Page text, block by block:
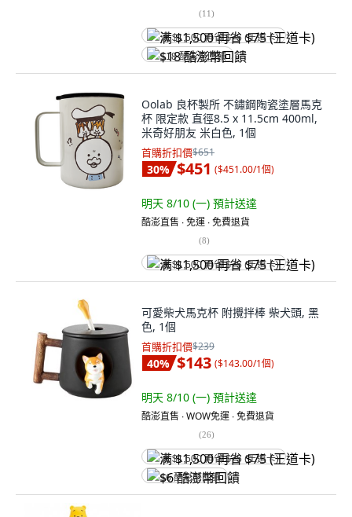
(11)
满 $1,500 再省 $75 (王道卡)
$18 酷澎幣回饋
Oolab 良杯製所 不鏽鋼陶瓷塗層馬克
杯 限定款 直徑8.5 x 11.5cm 400ml,
米奇好朋友 米白色, 1個
首購折扣價$651
30% $451 ($451.00/1個)
明天 8/10 (一) 預計送達
酷澎直售 ∙ 免運 ∙ 免費退貨
(8)
满 $1,500 再省 $75 (王道卡)
可愛柴犬馬克杯 附攪拌棒 柴犬頭, 黑
色, 1個
首購折扣價$239
40% $143 ($143.00/1個)
明天 8/10 (一) 預計送達
酷澎直售 ∙ WOW免運 ∙ 免費退貨
(26)
满 $1,500 再省 $75 (王道卡)
$6 酷澎幣回饋